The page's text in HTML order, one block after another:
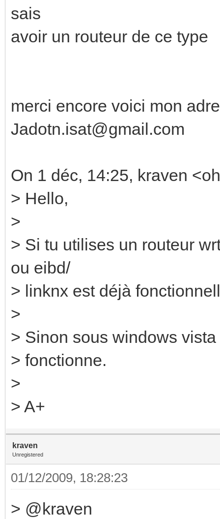
sais
avoir un routeur de ce type
merci encore voici mon
Jadotn.isat@gmail.com
On 1 déc, 14:25, kraven
> Hello,
>
> Si tu utilises un routeur
ou eibd/
> linknx est déjà
>
> Sinon sous windows
> fonctionne.
>
> A+
kraven
Unregistered
01/12/2009, 18:28:23
> @kraven